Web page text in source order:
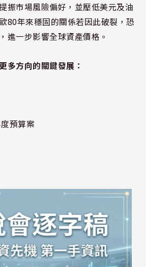
振市場風險偏好，並壓低美元及油
80年來穩固的關係若因此破裂，恐
進一步影響全球資產價格。
多方向的關鍵發展：
預算案